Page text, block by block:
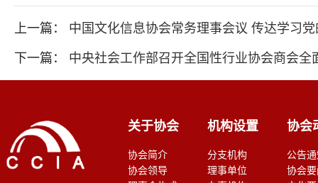
上一篇： 中国文化信息协会常务理事会议 传达学习
下一篇： 中央社会工作部召开全国性行业协会商会
关于协会
协会简介
协会领导
机构设置
分支机构
理事单位
协会
公告
协会